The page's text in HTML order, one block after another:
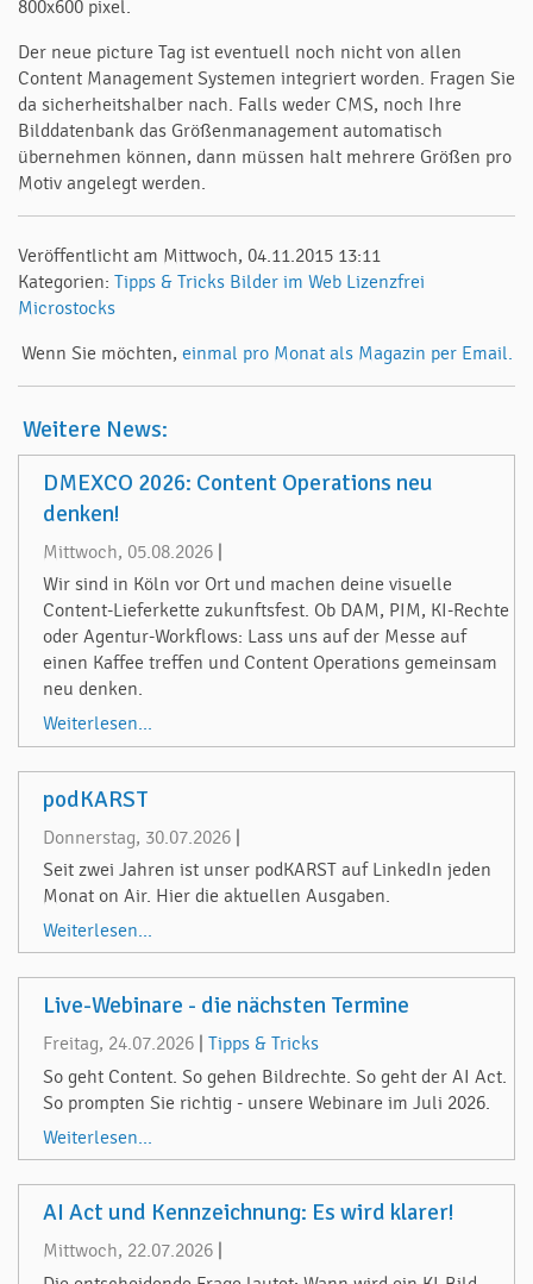
800x600 pixel.
Der neue picture Tag ist eventuell noch nicht von allen
Content Management Systemen integriert worden. Fragen Sie
da sicherheitshalber nach. Falls weder CMS, noch Ihre
Bilddatenbank das Größenmanagement automatisch
übernehmen können, dann müssen halt mehrere Größen pro
Motiv angelegt werden.
Veröffentlicht am Mittwoch, 04.11.2015 13:11
Kategorien: Tipps & Tricks Bilder im Web Lizenzfrei
Microstocks
Wenn Sie möchten, einmal pro Monat als Magazin per Email.
Weitere News:
DMEXCO 2026: Content Operations neu
denken!
Mittwoch, 05.08.2026
Wir sind in Köln vor Ort und machen deine visuelle
Content-Lieferkette zukunftsfest. Ob DAM, PIM, KI-Rechte
oder Agentur-Workflows: Lass uns auf der Messe auf
einen Kaffee treffen und Content Operations gemeinsam
neu denken.
Weiterlesen...
podKARST
Donnerstag, 30.07.2026
Seit zwei Jahren ist unser podKARST auf LinkedIn jeden
Monat on Air. Hier die aktuellen Ausgaben.
Weiterlesen...
Live-Webinare - die nächsten Termine
Freitag, 24.07.2026
Tipps & Tricks
So geht Content. So gehen Bildrechte. So geht der AI Act.
So prompten Sie richtig - unsere Webinare im Juli 2026.
Weiterlesen...
AI Act und Kennzeichnung: Es wird klarer!
Mittwoch, 22.07.2026